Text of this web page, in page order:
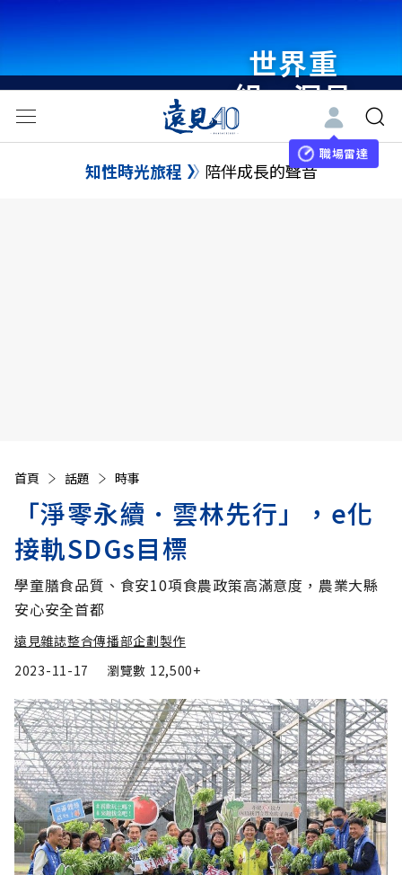
世界重
組・洞見
未來 與
世界領袖
職場雷達
知性時光旅程 陪伴成長的聲音
首頁 話題 時事
「淨零永續．雲林先行」，e化
接軌SDGs目標
學童膳食品質、食安10項食農政策高滿意度，農業大縣
安心安全首都
遠見雜誌整合傳播部企劃製作
2023-11-17
瀏覽數 12,500+